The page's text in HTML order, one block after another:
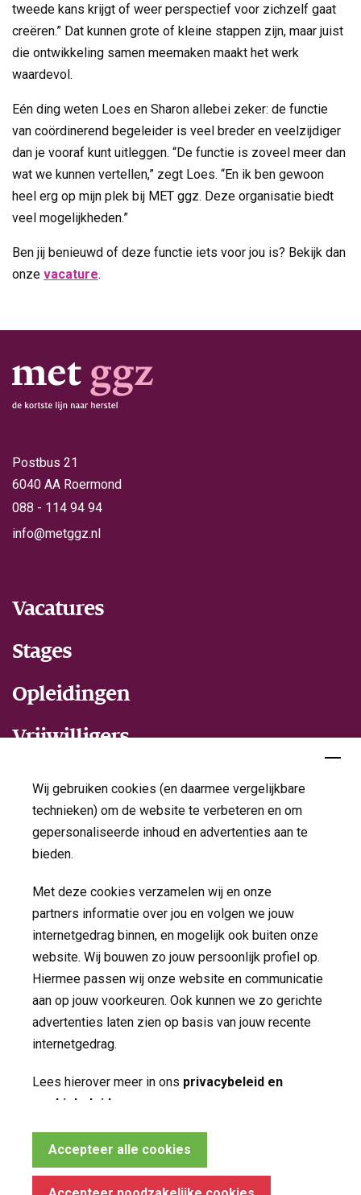
Wij gebruiken cookies (en daarmee vergelijkbare
technieken) om de website te verbeteren en om
gepersonaliseerde inhoud en advertenties aan te
bieden.
Met deze cookies verzamelen wij en onze
partners informatie over jou en volgen we jouw
internetgedrag binnen, en mogelijk ook buiten onze
website. Wij bouwen zo jouw persoonlijk profiel op.
Hiermee passen wij onze website en communicatie
aan op jouw voorkeuren. Ook kunnen we zo gerichte
advertenties laten zien op basis van jouw recente
internetgedrag.
Lees hierover meer in ons privacybeleid en
cookiebeleid
Noodzakelijke cookies
van de website en kunnen conform de wet niet
Accepteer alle cookies
tweede kans krijgt of weer perspectief voor zichzelf gaat
creëren.” Dat kunnen grote of kleine stappen zijn, maar juist
die ontwikkeling samen meemaken maakt het werk
waardevol.
Eén ding weten Loes en Sharon allebei zeker: de functie
van coördinerend begeleider is veel breder en veelzijdiger
dan je vooraf kunt uitleggen. “De functie is zoveel meer dan
wat we kunnen vertellen,” zegt Loes. “En ik ben gewoon
heel erg op mijn plek bij MET ggz. Deze organisatie biedt
veel mogelijkheden.”
Ben jij benieuwd of deze functie iets voor jou is? Bekijk dan
onze vacature.
Postbus 21
6040 AA Roermond
088 - 114 94 94
info@metggz.nl
Vacatures
Stages
Opleidingen
Vrijwilligers
Over Ons
Welkom bij MET ggz
Maak kennis MET
Contact
Volg ons op
Privacy
Made by ivengi